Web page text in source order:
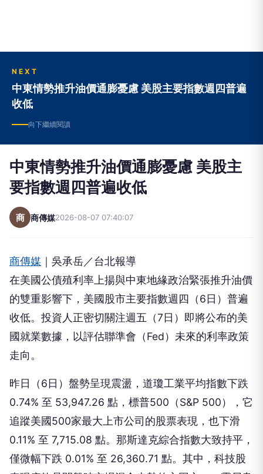
NEXT
中東情勢推升油價通膨憂慮 美股主要指數週四普遍
收低
向下繼續閱讀
中東情勢推升油價通膨憂慮 美股主
要指數週四普遍收低
商 商傳媒2026-08-07 07:40:07
商傳媒 ｜吳承岳／台北報導
在美國公債殖利率上揚與中東地緣政治緊張推升油價
的雙重影響下，美國股市主要指數週四（6日）普遍
收低。投資人正密切關注週五（7日）即將公布的美
國就業數據，以評估聯準會（Fed）未來的利率政策
走向。
昨日（6日）盤勢呈現震盪，道瓊工業平均指數下跌
0.74% 至 53,947.26 點，標普500（S&P 500），它
追蹤美國500家最大上市公司的股票表現，也下滑
0.11% 至 7,715.08 點。那斯達克綜合指數大致持平，
僅微幅下跌 0.01% 至 26,360.71 點。其中，科技股